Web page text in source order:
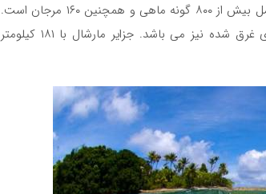
محوطه اطراف این جزایر به طور باورنکردنی تنوع زیستی دارد و شامل بیش از ۸۰۰ گونه ماهی و همچنین ۱۶۰ مرجان است.
منطقه اطراف جزایر مارشال همچنین میزبان تعدادی از کشتی های غرق شده نیز می باشد. جزایر مارشال با ۱۸۱ کیلومتر